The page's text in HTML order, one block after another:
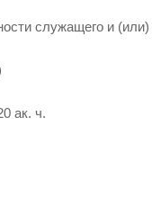
служащего и (или)
ак. ч.